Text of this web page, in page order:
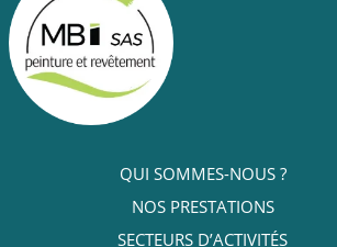
QUI SOMMES-NOUS ?
NOS PRESTATIONS
SECTEURS D’ACTIVITÉS